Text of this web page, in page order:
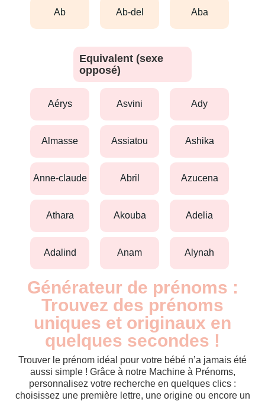
ab ab-del aba
Equivalent (sexe
opposé)
aérys asvini ady
almasse assiatou ashika
anne-claude abril azucena
athara akouba adelia
adalind anam alynah
Générateur de prénoms :
Trouvez des prénoms
uniques et originaux en
quelques secondes !
Trouver le prénom idéal pour votre bébé n’a jamais été
aussi simple ! Grâce à notre Machine à Prénoms,
personnalisez votre recherche en quelques clics :
choisissez une première lettre, une origine ou encore un